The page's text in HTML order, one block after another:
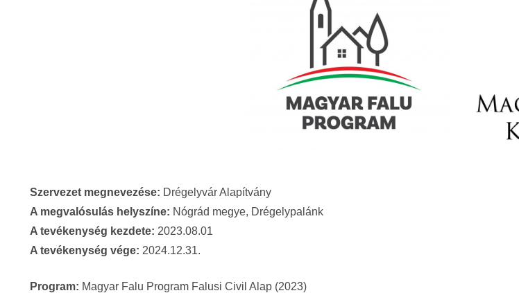
Szervezet megnevezése: Drégelyvár Alapítvány
A megvalósulás helyszíne: Nógrád megye, Drégelypalánk
A tevékenység kezdete: 2023.08.01
A tevékenység vége: 2024.12.31.
Program: Magyar Falu Program Falusi Civil Alap (2023)